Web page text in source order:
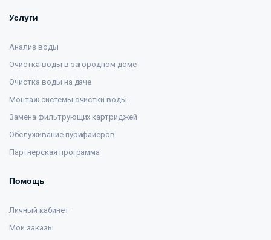
Услуги
Анализ воды
Очистка воды в загородном доме
Очистка воды на даче
Монтаж системы очистки воды
Замена фильтрующих картриджей
Обслуживание пурифайеров
Партнерская программа
Помощь
Личный кабинет
Мои заказы